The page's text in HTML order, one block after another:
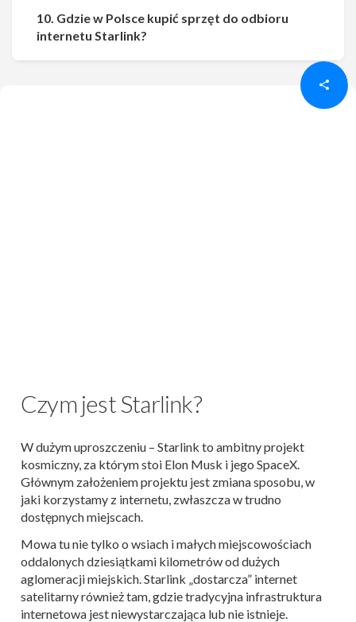
Udostępnij
Czym jest Starlink?
W dużym uproszczeniu – Starlink to ambitny projekt
kosmiczny, za którym stoi Elon Musk i jego SpaceX.
Głównym założeniem projektu jest zmiana sposobu, w
jaki korzystamy z internetu, zwłaszcza w trudno
dostępnych miejscach.
Mowa tu nie tylko o wsiach i małych miejscowościach
oddalonych dziesiątkami kilometrów od dużych
aglomeracji miejskich. Starlink „dostarcza” internet
satelitarny również tam, gdzie tradycyjna infrastruktura
internetowa jest niewystarczająca lub nie istnieje.
10. Gdzie w Polsce kupić sprzęt do odbioru
internetu Starlink?